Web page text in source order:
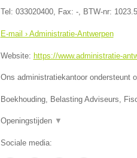
Tel: 033020400, Fax: -, BTW-nr:
E-mail › Administratie-Antwerpen
Website: https://www.administratie-
Ons administratiekantoor ondersteunt
Boekhouding, Belasting Adviseurs,
Openingstijden ▼
Sociale media: